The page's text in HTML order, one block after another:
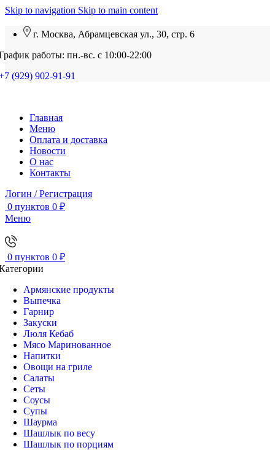
Skip to navigation Skip to main content
г. Москва, Абрамцевская ул., 30, стр. 6
работы: пн.-вс. с 10:00-22:00
(929) 902-91-91
Главная
Меню
Оплата и доставка
Новости
О нас
Контакты
Логин / Регистрация
0 пунктов 0 ₽
Меню
0 пунктов 0 ₽
Армянские продукты
Выпечка
Гарнир
Закуски
Люля Кебаб
Мясо Маринованное
Напитки
Овощи на гриле
Салаты
Сеты
Соусы
Супы
Шаурма
Шашлык по весу
Шашлык по порциям